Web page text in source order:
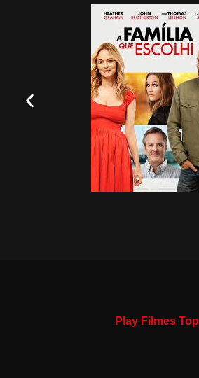
Play Filmes Top